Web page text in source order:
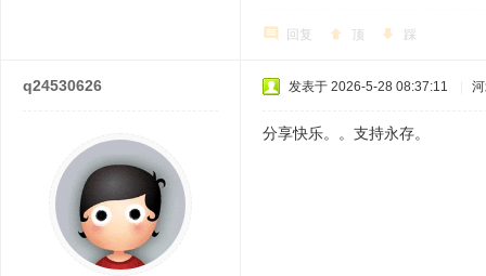
回复 顶 踩
q24530626 发表于 2026-5-28 08:37:11
分享快乐。。支持永存。